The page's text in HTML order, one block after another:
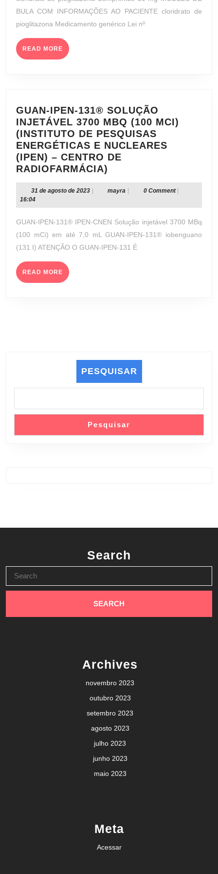
MG
(LABORATÓRIO
TEUTO
2023
BULA COM INFORMAÇÕES AO PACIENTE cloridrato de
pioglitazona Medicamento genérico Lei nº
READ MORE READ
MORE
GUAN-IPEN-131® SOLUÇÃO
INJETÁVEL 3700 MBQ (100 MCI)
(INSTITUTO DE PESQUISAS
ENERGÉTICAS E NUCLEARES
(IPEN) – CENTRO DE
RADIOFARMÁCIA)
IPEN-
131®
3700
MBQ
(100
CENTRO
RADIOFARMÁCIA)
31 de agosto de 202331
agosto
2023
mayra mayra 0 Comment
16:04
GUAN-IPEN-131® IPEN-CNEN Solução injetável 3700 MBq
(100 mCi) em até 7,0 mL GUAN-IPEN-131® iobenguano
(131 I) ATENÇÃO O GUAN-IPEN-131 É
READ MORE READ
MORE
PESQUISAR
Pesquisar
Search
for:
Archives
novembro 2023
outubro 2023
setembro 2023
agosto 2023
julho 2023
junho 2023
maio 2023
Meta
Acessar